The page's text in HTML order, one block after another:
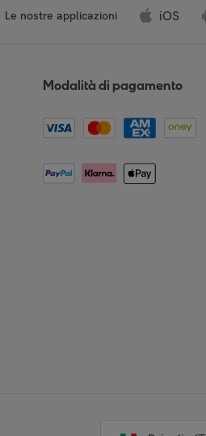
Le nostre applicazioni iOS
Modalità di pagamento